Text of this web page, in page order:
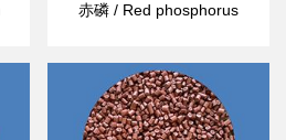
赤磷 / Red phosphorus